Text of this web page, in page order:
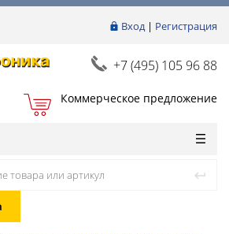
Вход| Регистрация
+7 (495) 105 96 88
Коммерческое предложение